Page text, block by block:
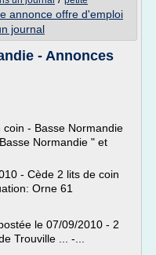
annonce offre d'emploi
journal
- Annonces
- Basse Normandie
Normandie " et
- Cède 2 lits de coin
Orne 61
le 07/09/2010 - 2
Trouville ... -...